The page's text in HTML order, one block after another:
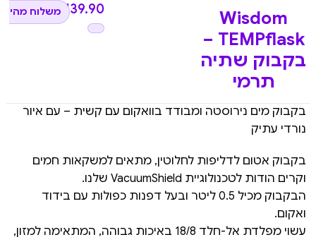
Wisdom
TEMPflask –
בקבוק שתיה
תרמי
₪ 139.90 משלוח מהיר
בקבוק מים נירוסטה ומבודד בוואקום עם קשית – עם איור
נורדי עתיק
בקבוק אטום לדליפות לחלוטין, מתאים למשקאות חמים
וקרים הודות לטכנולוגיית VacuumShield שלנו.
הבקבוק מכיל 0.5 ליטר ובעל דפנות כפולות עם בידוד
ואקום.
עשוי מפלדת אל-חלד 18/8 באיכות גבוהה, המתאימה למזון,